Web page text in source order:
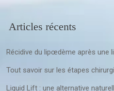
Articles récents
Récidive du lipœdème après une
Tout savoir sur les étapes
Liquid Lift : une alternative